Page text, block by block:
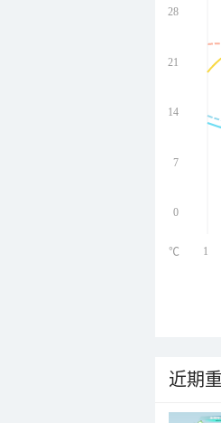
28
21
14
7
0
1
℃
近期